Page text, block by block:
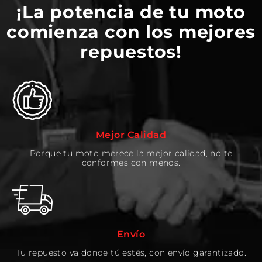
¡La potencia de tu moto
comienza con los mejores
repuestos!
Mejor Calidad
Porque tu moto merece la mejor calidad, no te
conformes con menos.
Envío
Tu repuesto va donde tú estés, con envío garantizado.